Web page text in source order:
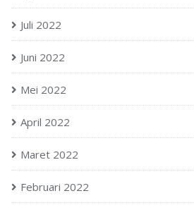
Juli 2022
Juni 2022
Mei 2022
April 2022
Maret 2022
Februari 2022